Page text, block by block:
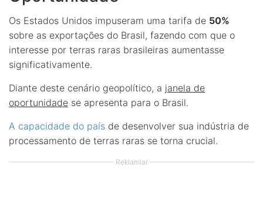
Os Estados Unidos impuseram uma tarifa de 50%
sobre as exportações do Brasil, fazendo com que o
interesse por terras raras brasileiras aumentasse
significativamente.
Diante deste cenário geopolítico, a janela de
oportunidade se apresenta para o Brasil.
A capacidade do país de desenvolver sua indústria de
processamento de terras raras se torna crucial.
Reklamlar